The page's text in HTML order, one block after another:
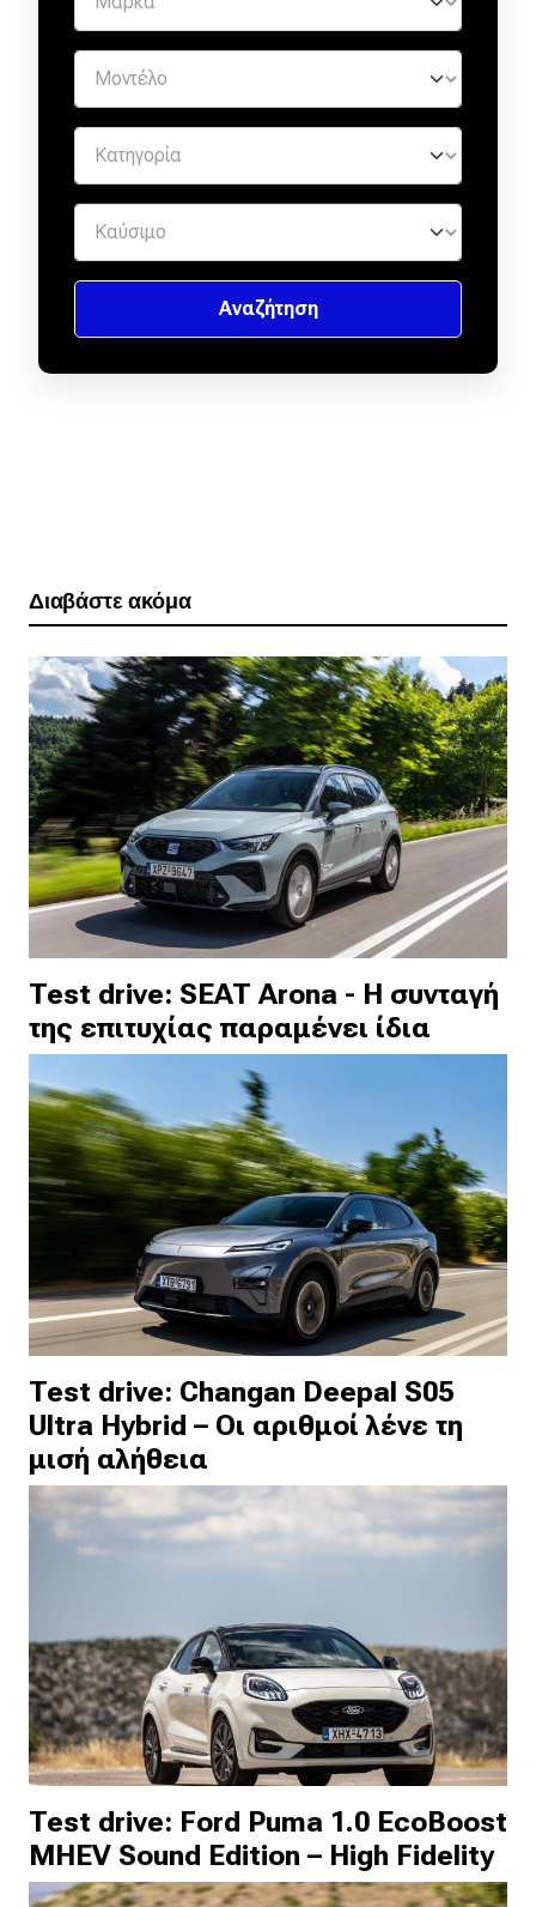
Διαβάστε ακόμα
Test drive: SEAT Arona - Η συνταγή
της επιτυχίας παραμένει ίδια
Test drive: Changan Deepal S05
Ultra Hybrid – Οι αριθμοί λένε τη
μισή αλήθεια
Test drive: Ford Puma 1.0 EcoBoost
MHEV Sound Edition – High Fidelity